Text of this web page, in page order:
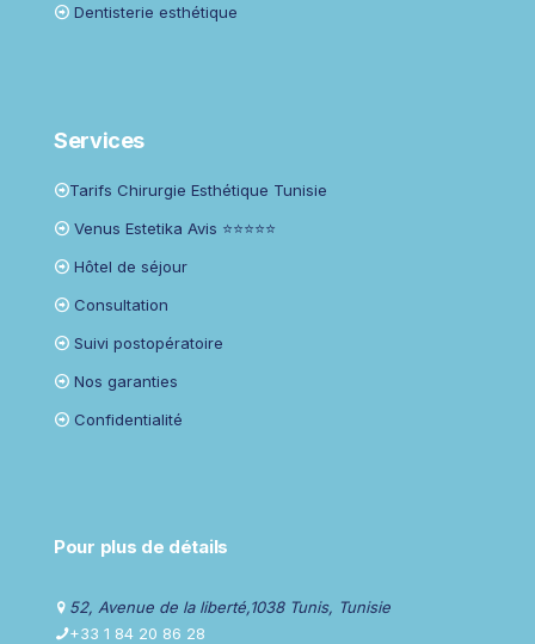
Dentisterie esthétique
Services
Tarifs Chirurgie Esthétique Tunisie
Venus Estetika Avis ⭐⭐⭐⭐⭐
Hôtel de séjour
Consultation
Suivi postopératoire
Nos garanties
Confidentialité
Pour plus de détails
52, Avenue de la liberté,1038 Tunis, Tunisie
+33 1 84 20 86 28